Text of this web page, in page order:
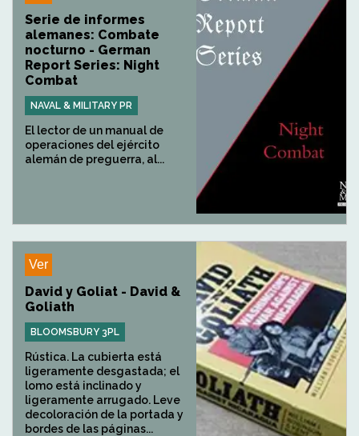
Serie de informes
alemanes: Combate
nocturno - German
Report Series: Night
Combat
NAVAL & MILITARY PR
El lector de un manual de
operaciones del ejército
alemán de preguerra, al...
Ver
David y Goliat - David &
Goliath
BLOOMSBURY 3PL
Rústica. La cubierta está
ligeramente desgastada; el
lomo está inclinado y
ligeramente arrugado. Leve
decoloración de la portada y
bordes de las páginas...